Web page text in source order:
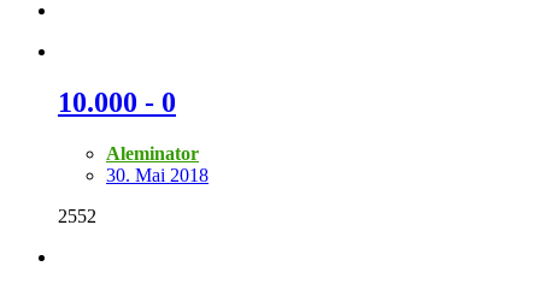
10.000 - 0
Aleminator
30. Mai 2018
2552